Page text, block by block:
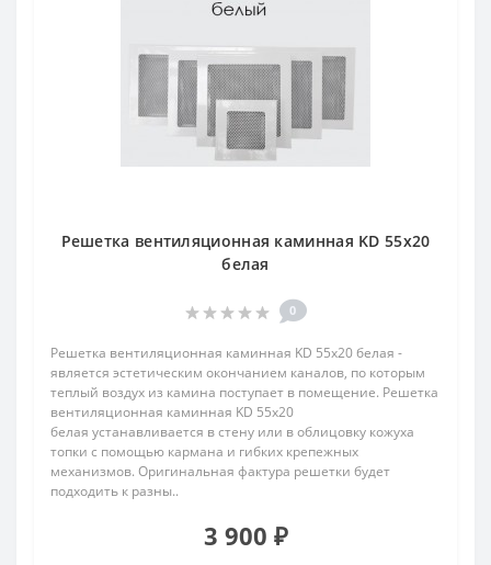
Решетка вентиляционная каминная KD 55х20
белая
0
Решетка вентиляционная каминная KD 55х20 белая -
является эстетическим окончанием каналов, по которым
теплый воздух из камина поступает в помещение. Решетка
вентиляционная каминная KD 55х20
белая устанавливается в стену или в облицовку кожуха
топки с помощью кармана и гибких крепежных
механизмов. Оригинальная фактура решетки будет
подходить к разны..
3 900 ₽